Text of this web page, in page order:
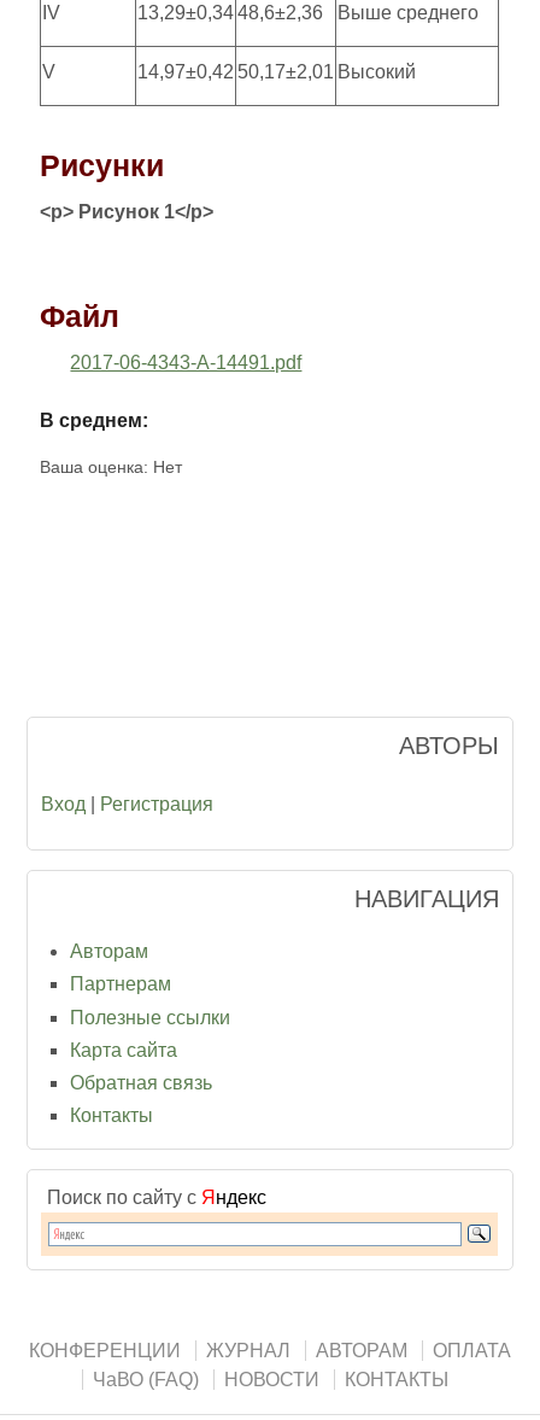
IV 13,29±0,34 48,6±2,36 Выше среднего
V 14,97±0,42 50,17±2,01 Высокий
Рисунки
<p> Рисунок 1</p>
Файл
2017-06-4343-A-14491.pdf
В среднем:
Ваша оценка: Нет
АВТОРЫ
Вход Регистрация
НАВИГАЦИЯ
Авторам
Партнерам
Полезные ссылки
Карта сайта
Обратная связь
Контакты
Поиск по сайту с Я ндекс
КОНФЕРЕНЦИИ ЖУРНАЛ АВТОРАМ
ОПЛАТА
ЧаВО (FAQ)
НОВОСТИ КОНТАКТЫ